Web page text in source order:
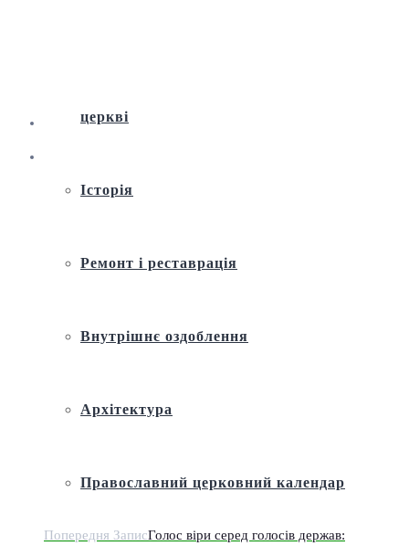
церкві
Історія
Ремонт і реставрація
Внутрішнє оздоблення
Архітектура
Православний церковний календар
Попередня ЗаписГолос віри серед голосів держав: